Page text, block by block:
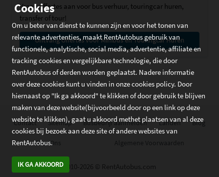
Vraag offertes aan voor bus verhuur, touringcar huren,
transfer of tour!
Ontvang Offertes voor Minibus en Touringcar Huren
Cookies
Om u beter van dienst te kunnen zijn en voor het tonen van
relevante advertenties, maakt RentAutobus gebruik van
functionele, analytische, social media, advertentie, affiliate en
tracking cookies en vergelijkbare technologie, die door
RentAutobus of derden worden geplaatst. Nadere informatie
over deze cookies kunt u vinden in onze cookies policy. Door
hiernaast op "Ik ga akkoord" te klikken of door gebruik te blijven
maken van deze website(bijvoorbeeld door op een link op deze
website te klikken), gaat u akkoord methet plaatsen van al deze
cookies bij bezoek aan deze site of andere websites van
RentAutobus.
IK GA AKKOORD
Contact Sitemap Busbedrijf aanmelden Landen Blog
Over Ons Algemene Voorwaarden
2010-2026 © RentAutobus.com